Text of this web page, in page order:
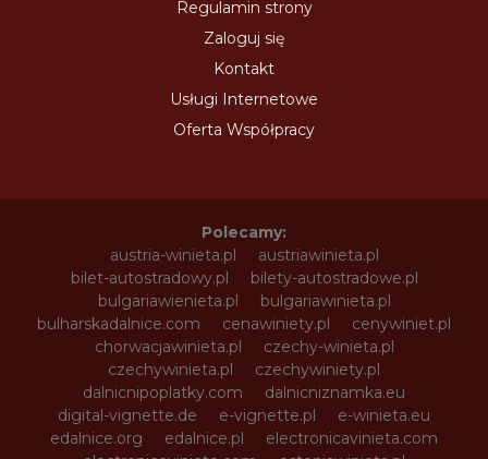
Regulamin strony
Zaloguj się
Kontakt
Usługi Internetowe
Oferta Współpracy
Polecamy:
austria-winieta.pl
austriawinieta.pl
bilet-autostradowy.pl
bilety-autostradowe.pl
bulgariawienieta.pl
bulgariawinieta.pl
bulharskadalnice.com
cenawiniety.pl
cenywiniet.pl
chorwacjawinieta.pl
czechy-winieta.pl
czechywinieta.pl
czechywiniety.pl
dalnicnipoplatky.com
dalnicniznamka.eu
digital-vignette.de
e-vignette.pl
e-winieta.eu
edalnice.org
edalnice.pl
electronicavinieta.com